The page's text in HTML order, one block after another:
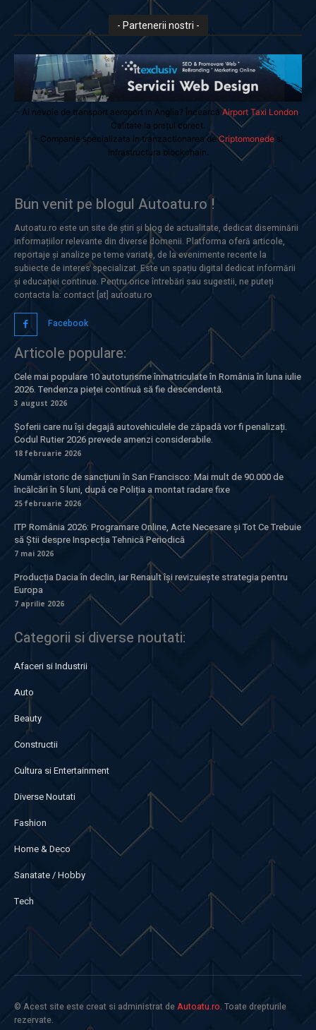
- Partenerii nostri -
- Ai nevoie de transport aeroport in Anglia? ÎncearcăAirport Taxi London.
Calitate la prețul corect.
- Companie specializata in tranzactionarea deCriptomonedesi
infrastructura blockchain.
Bun venit pe blogul Autoatu.ro !
Autoatu.ro este un site de știri și blog de actualitate, dedicat diseminării
informațiilor relevante din diverse domenii. Platforma oferă articole,
reportaje și analize pe teme variate, de la evenimente recente la
subiecte de interes specializat. Este un spațiu digital dedicat informării
și educației continue. Pentru orice întrebări sau sugestii, ne puteți
contacta la: contact [at] autoatu.ro
Facebook
Articole populare:
Cele mai populare 10 autoturisme înmatriculate în România în luna iulie
2026. Tendenza pieței continuă să fie descendentă.
3 august 2026
Șoferii care nu își degajă autovehiculele de zăpadă vor fi penalizați.
Codul Rutier 2026 prevede amenzi considerabile.
18 februarie 2026
Număr istoric de sancțiuni în San Francisco: Mai mult de 90.000 de
încălcări în 5 luni, după ce Poliția a montat radare fixe
25 februarie 2026
ITP România 2026: Programare Online, Acte Necesare și Tot Ce Trebuie
să Știi despre Inspecția Tehnică Periodică
7 mai 2026
Producția Dacia în declin, iar Renault își revizuiește strategia pentru
Europa
7 aprilie 2026
Categorii si diverse noutati:
Afaceri si Industrii
Auto
Beauty
Constructii
Cultura si Entertainment
Diverse Noutati
Fashion
Home & Deco
Sanatate / Hobby
Tech
© Acest site este creat si administrat deAutoatu.ro. Toate drepturile
rezervate.